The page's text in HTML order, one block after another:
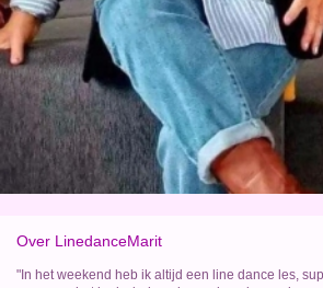
Over LinedanceMarit
"In het weekend heb ik altijd een line dance les,